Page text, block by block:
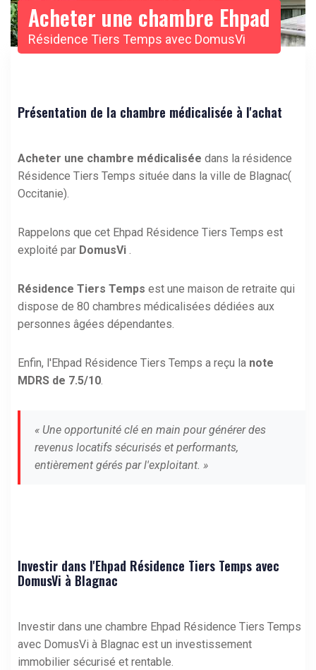
Acheter une chambre Ehpad
Résidence Tiers Temps avec DomusVi
Présentation de la chambre médicalisée à l'achat
Acheter une chambre médicalisée dans la résidence
Résidence Tiers Temps située dans la ville de Blagnac(
Occitanie).
Rappelons que cet Ehpad Résidence Tiers Temps est
exploité par DomusVi
Résidence Tiers Temps est une maison de retraite qui
dispose de 80 chambres médicalisées dédiées aux
personnes âgées dépendantes.
Enfin, l'Ehpad Résidence Tiers Temps a reçu la note
MDRS de 7.5/10
« Une opportunité clé en main pour générer des
revenus locatifs sécurisés et performants,
entièrement gérés par l'exploitant. »
Investir dans l'Ehpad Résidence Tiers Temps avec
DomusVi à Blagnac
Investir dans une chambre Ehpad Résidence Tiers Temps
avec DomusVi à Blagnac est un investissement
immobilier sécurisé et rentable.